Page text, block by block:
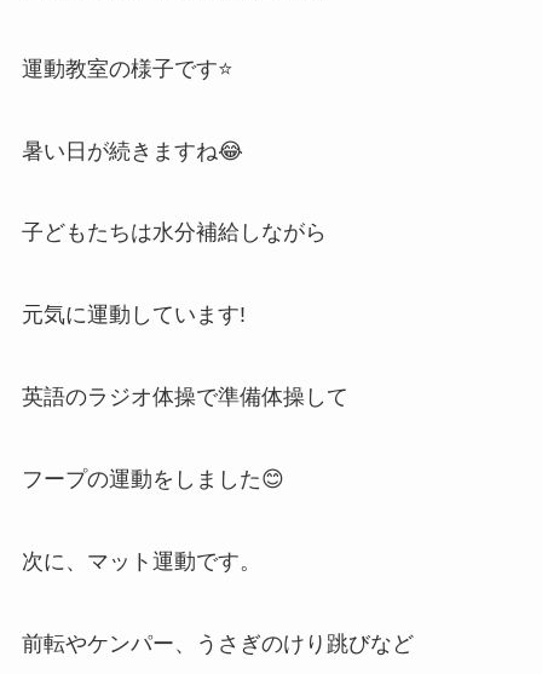
運動教室の様子です⭐
暑い日が続きますね😂
子どもたちは水分補給しながら
元気に運動しています!
英語のラジオ体操で準備体操して
フープの運動をしました😊
次に、マット運動です。
前転やケンパー、うさぎのけり跳びなど